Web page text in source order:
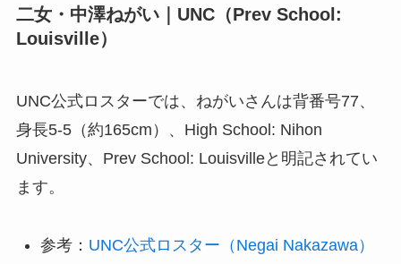
二女・中澤ねがい｜UNC（Prev School:
Louisville）
UNC公式ロスターでは、ねがいさんは背番号77、
身長5-5（約165cm）、High School: Nihon
University、Prev School: Louisvilleと明記されてい
ます。
参考： UNC公式ロスター（Negai Nakazawa）